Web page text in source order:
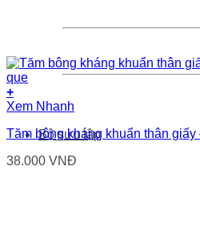
Bộ sưu tập
+
Xem Nhanh
Tăm bông kháng khuẩn thân
38.000 VNĐ